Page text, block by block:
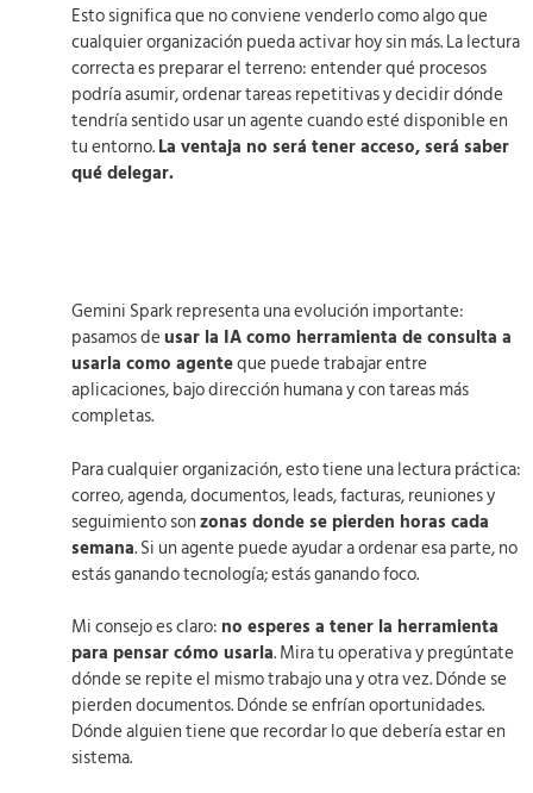
Esto significa que no conviene venderlo como algo que
cualquier organización pueda activar hoy sin más. La lectura
correcta es preparar el terreno: entender qué procesos
podría asumir, ordenar tareas repetitivas y decidir dónde
tendría sentido usar un agente cuando esté disponible en
tu entorno.La ventaja no será tener acceso, será saber
qué delegar.
Gemini Spark representa una evolución importante:
pasamos deusar la IA como herramienta de consulta a
usarla como agenteque puede trabajar entre
aplicaciones, bajo dirección humana y con tareas más
completas.
Para cualquier organización, esto tiene una lectura práctica:
correo, agenda, documentos, leads, facturas, reuniones y
seguimiento sonzonas donde se pierden horas cada
semana. Si un agente puede ayudar a ordenar esa parte, no
estás ganando tecnología; estás ganando foco.
Mi consejo es claro: no esperes a tener la herramienta
para pensar cómo usarla. Mira tu operativa y pregúntate
dónde se repite el mismo trabajo una y otra vez. Dónde se
pierden documentos. Dónde se enfrían oportunidades.
Dónde alguien tiene que recordar lo que debería estar en
sistema.